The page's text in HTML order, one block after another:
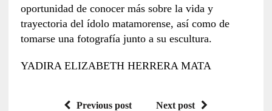
oportunidad de conocer más sobre la vida y
trayectoria del ídolo matamorense, así como de
tomarse una fotografía junto a su escultura.
YADIRA ELIZABETH HERRERA MATA
Previous post Next post